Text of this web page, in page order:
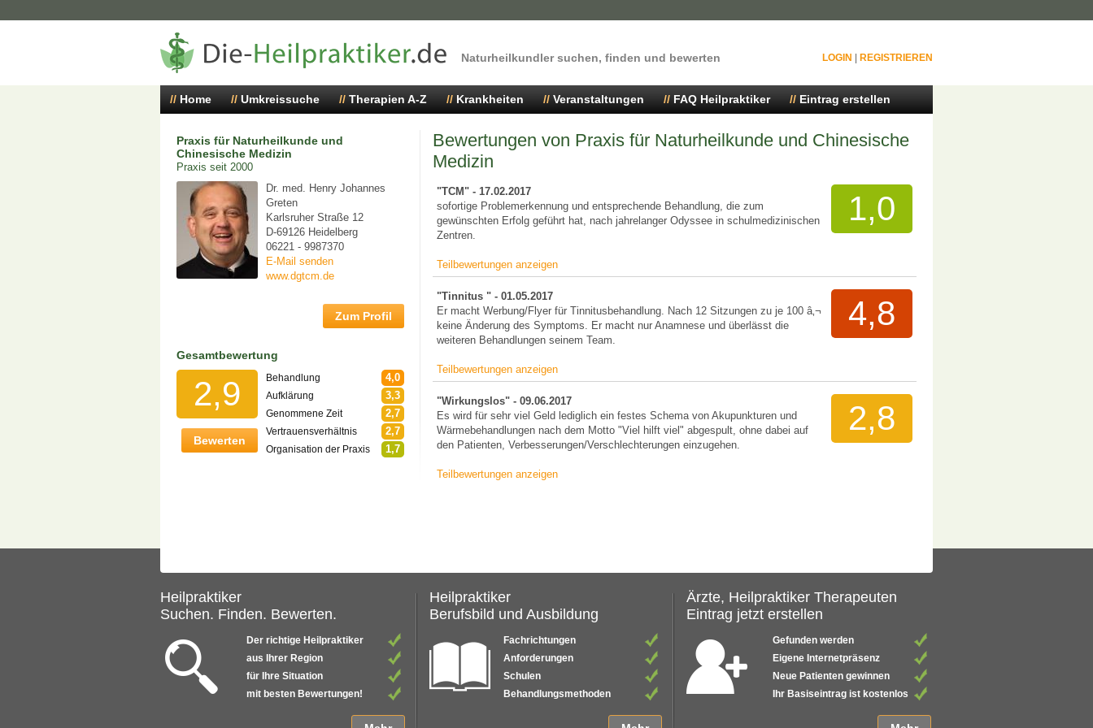
Naturheilkundler suchen, finden und bewerten LOGIN REGISTRIEREN
Home Umkreissuche Therapien A-Z Krankheiten Veranstaltungen FAQ Heilpraktiker Eintrag erstellen
Praxis für Naturheilkunde und
Chinesische Medizin
Praxis seit 2000
Dr. med. Henry Johannes
Greten
Karlsruher Straße 12
D-69126 Heidelberg
06221 - 9987370
E-Mail senden
www.dgtcm.de
Zum Profil
Gesamtbewertung
2,9
Bewerten
Behandlung 4,0
Aufklärung 3,3
Genommene Zeit 2,7
Vertrauensverhältnis 2,7
Organisation der Praxis 1,7
Bewertungen von Praxis für Naturheilkunde und Chinesische
Medizin
"TCM" - 17.02.2017
sofortige Problemerkennung und entsprechende Behandlung, die zum
gewünschten Erfolg geführt hat, nach jahrelanger Odyssee in schulmedizinischen
Zentren.
Teilbewertungen anzeigen
1,0
"Tinnitus " - 01.05.2017
Er macht Werbung/Flyer für Tinnitusbehandlung. Nach 12 Sitzungen zu je 100 â‚¬
keine Änderung des Symptoms. Er macht nur Anamnese und überlässt die
weiteren Behandlungen seinem Team.
Teilbewertungen anzeigen
4,8
"Wirkungslos" - 09.06.2017
Es wird für sehr viel Geld lediglich ein festes Schema von Akupunkturen und
Wärmebehandlungen nach dem Motto "Viel hilft viel" abgespult, ohne dabei auf
den Patienten, Verbesserungen/Verschlechterungen einzugehen.
Teilbewertungen anzeigen
2,8
Heilpraktiker
Suchen. Finden. Bewerten.
Der richtige Heilpraktiker
aus Ihrer Region
für Ihre Situation
mit besten Bewertungen!
Heilpraktiker
Berufsbild und Ausbildung
Fachrichtungen
Anforderungen
Schulen
Behandlungsmethoden
Ärzte, Heilpraktiker Therapeuten
Eintrag jetzt erstellen
Gefunden werden
Eigene Internetpräsenz
Neue Patienten gewinnen
Ihr Basiseintrag ist kostenlos